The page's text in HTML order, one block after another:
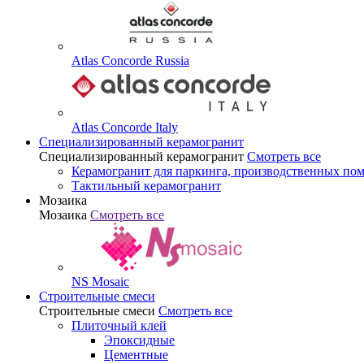
Atlas Concorde Russia
Atlas Concorde Italy
Специализированный керамогранит
Специализированный керамогранит Смотреть все
Керамогранит для паркинга, производственных
Тактильный керамогранит
Мозаика
Мозаика Смотреть все
NS Mosaic
Строительные смеси
Строительные смеси Смотреть все
Плиточный клей
Эпоксидные
Цементные